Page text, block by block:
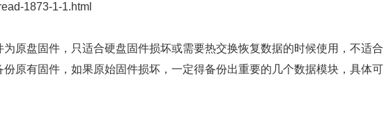
1873-1-1.html
原盘固件，只适合硬盘固件损坏或需要热交换恢复数据的时候使用，不适合
原有固件，如果原始固件损坏，一定得备份出重要的几个数据模块，具体可